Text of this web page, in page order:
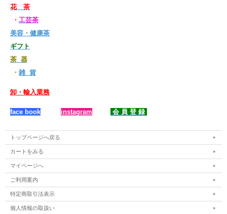
花 茶
・ 工芸茶
美容・健康茶
ギフト
茶 器
・ 雑 貨
卸・輸入業務
face book instagram 会 員 登 録
トップページへ戻る
カートをみる
マイページへ
ご利用案内
特定商取引法表示
個人情報の取扱い